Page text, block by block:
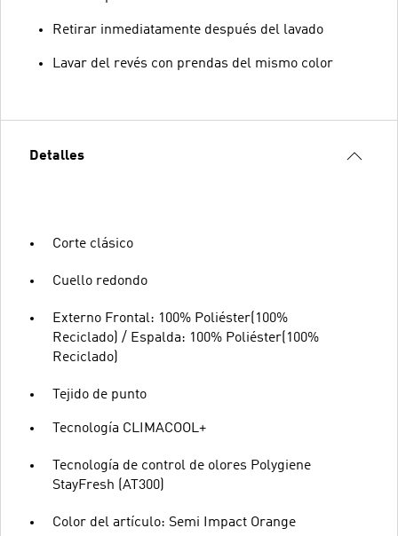
Retirar inmediatamente después del lavado
Lavar del revés con prendas del mismo color
Detalles
Corte clásico
Cuello redondo
Externo Frontal: 100% Poliéster(100%
Reciclado) / Espalda: 100% Poliéster(100%
Reciclado)
Tejido de punto
Tecnología CLIMACOOL+
Tecnología de control de olores Polygiene
StayFresh (AT300)
Color del artículo: Semi Impact Orange